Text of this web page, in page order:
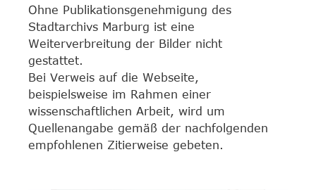
Ohne Publikationsgenehmigung des
Stadtarchivs Marburg ist eine
Weiterverbreitung der Bilder nicht
gestattet.
Bei Verweis auf die Webseite,
beispielsweise im Rahmen einer
wissenschaftlichen Arbeit, wird um
Quellenangabe gemäß der nachfolgenden
empfohlenen Zitierweise gebeten.